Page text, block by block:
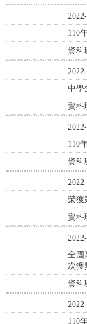
110
資科
中學
資科
110
資科
榮獲
資科
全國
次獲
資科
110